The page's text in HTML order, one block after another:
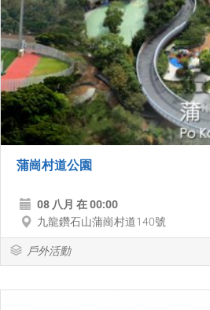
蒲崗村道公園
08 八月 在 00:00
九龍鑽石山蒲崗村道140號
戶外活動